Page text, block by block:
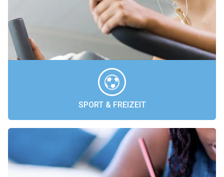
SPORT & FREIZEIT